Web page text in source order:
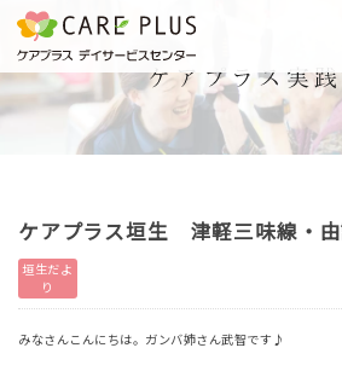
こんな方に
おすすめ
一日体験
ケアプラス垣生 津軽三味線・
垣生だよ
り
みなさんこんにちは。ガンバ姉さん武智です♪